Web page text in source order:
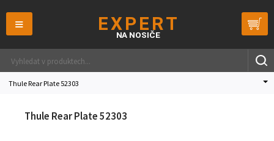
≡
Thule Rear Plate 52303
Thule Rear Plate 52303